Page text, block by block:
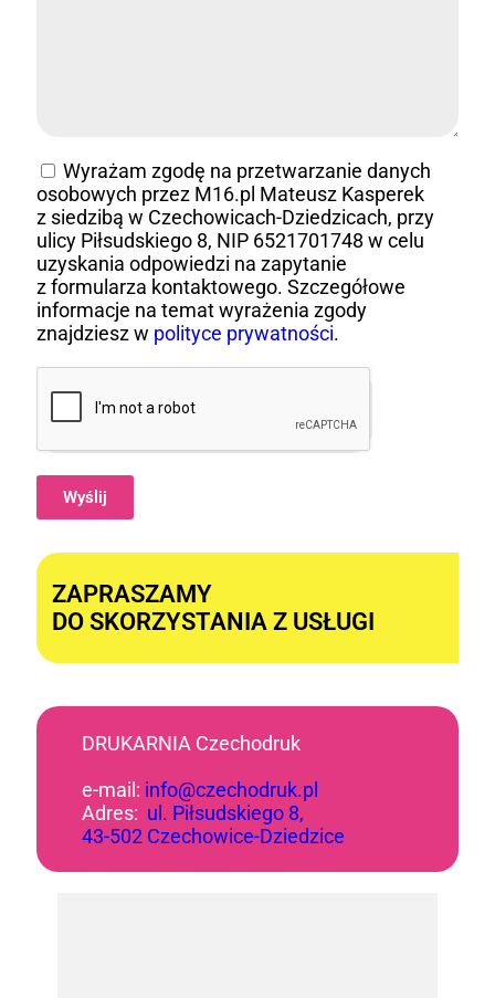
Wyrażam zgodę na przetwarzanie danych
osobowych przez M16.pl Mateusz Kasperek
z siedzibą w Czechowicach-Dziedzicach, przy
ulicy Piłsudskiego 8, NIP 6521701748 w celu
uzyskania odpowiedzi na zapytanie
z formularza kontaktowego. Szczegółowe
informacje na temat wyrażenia zgody
znajdziesz w polityce prywatności.
Wyślij
ZAPRASZAMY
DO SKORZYSTANIA Z USŁUGI
DRUKARNIA Czechodruk
e-mail: info@czechodruk.pl
Adres: ul. Piłsudskiego 8,
43-502 Czechowice-Dziedzice